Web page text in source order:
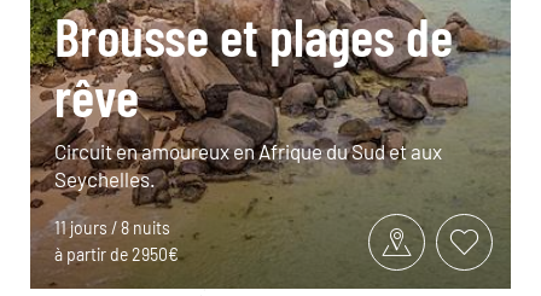
Brousse et plages de
rêve
Circuit en amoureux en Afrique du Sud et aux
Seychelles.
11 jours / 8 nuits
à partir de 2950€